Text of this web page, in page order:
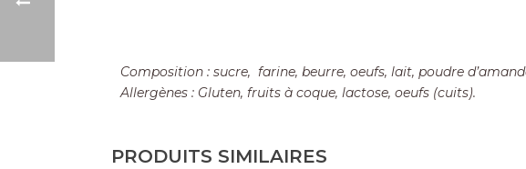
Composition : sucre, farine, beurre, oeufs, lait, poudre
Allergènes : Gluten, fruits à coque, lactose, oeufs (cuits).
PRODUITS SIMILAIRES